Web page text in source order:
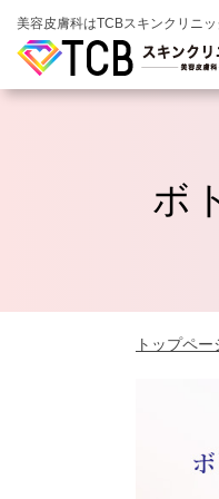
美容皮膚科はTCBスキンクリニッ
ボ
トップペー